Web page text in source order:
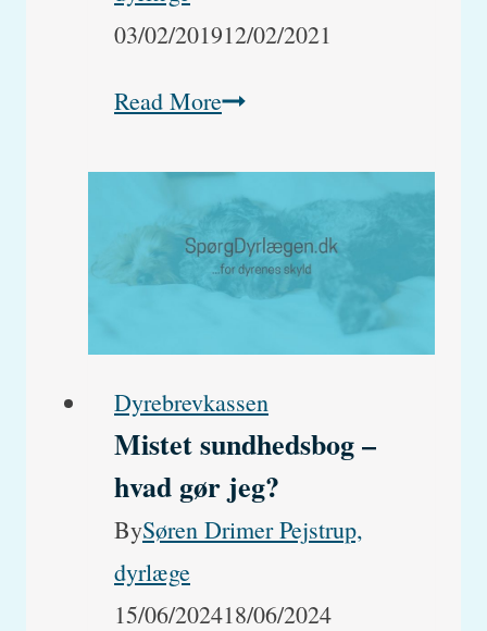
03/02/201912/02/2021
Read MoreMin
tisser
på
gulvet
Dyrebrevkassen
Mistet sundhedsbog –
hvad gør jeg?
BySøren Drimer Pejstrup,
dyrlæge
15/06/202418/06/2024